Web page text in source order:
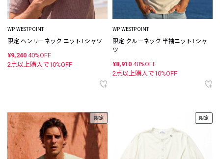
WP WESTPOINT
限定 ヘンリーネック ニットTシャツ
¥9,240 40%OFF
2点以上購入で10%OFF
WP WESTPOINT
限定 クルーネック 半袖ニットTシャ
ツ
¥8,910 40%OFF
2点以上購入で10%OFF
限定 限定